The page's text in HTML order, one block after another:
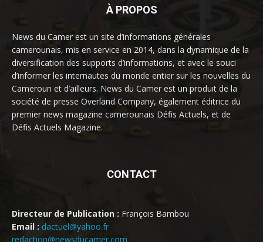
À PROPOS
News du Camer est un site d’informations générales
camerounais, mis en service en 2014, dans la dynamique de la
diversification des supports d’informations, et avec le souci
d’informer les internautes du monde entier sur les nouvelles du
Cameroun et d’ailleurs. News du Camer est un produit de la
société de presse Overland Company, également éditrice du
premier news magazine camerounais Défis Actuels, et de
Défis Actuels Magazine.
CONTACT
Directeur de Publication : François Bambou
Email : dactuel@yahoo.fr
redaction@newsducamer.com